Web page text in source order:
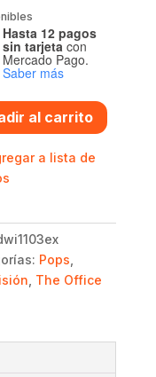
Hasta 12 pagos
sin tarjeta con
Mercado Pago.
Saber más
al carrito
a lista de
Pops
The Office